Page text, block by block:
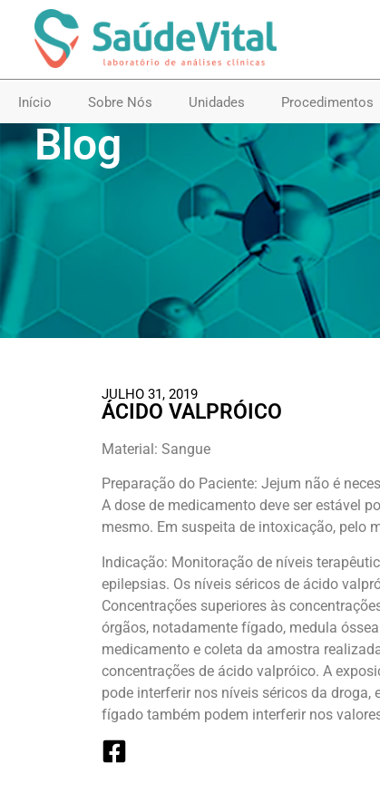
Início Sobre Nós Unidades Procedimentos
Blog
JULHO 31, 2019
ÁCIDO VALPRÓICO
Material: Sangue
Preparação do Paciente: Jejum não é
A dose de medicamento deve ser estável
mesmo. Em suspeita de intoxicação, pelo
Indicação: Monitoração de níveis
epilepsias. Os níveis séricos de ácido
Concentrações superiores às
órgãos, notadamente fígado, medula
medicamento e coleta da amostra
concentrações de ácido valpróico. A
pode interferir nos níveis séricos da
fígado também podem interferir nos